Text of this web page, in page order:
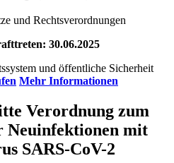
und Rechtsverordnungen
30.06.2025
Mehr Informationen
Verordnung zum
Neuinfektionen mit
SARS-CoV-2